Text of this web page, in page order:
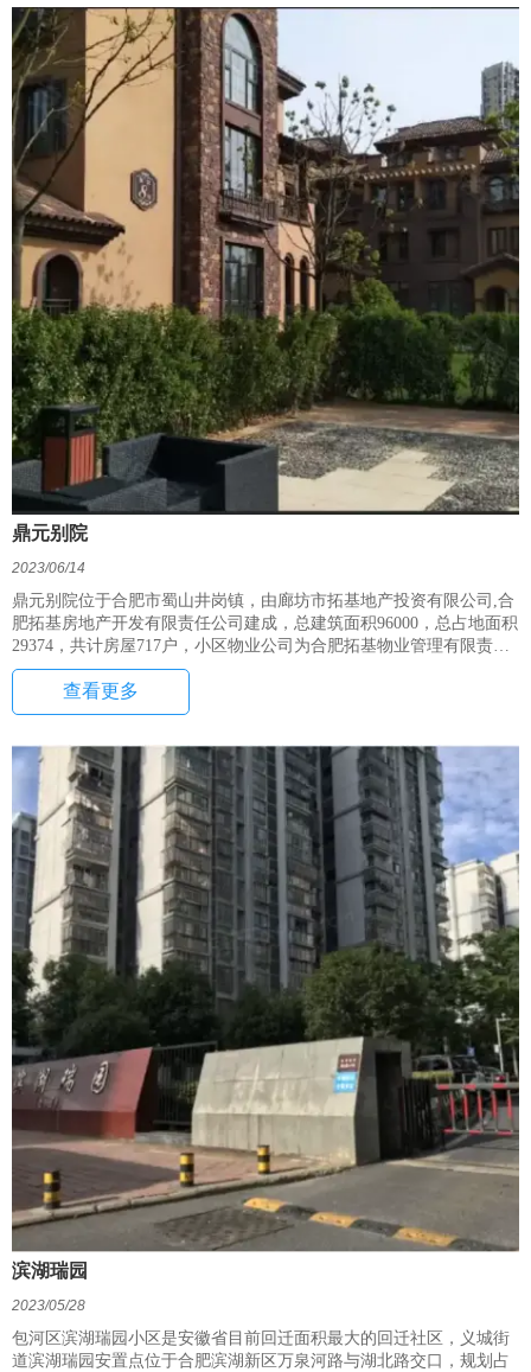
建设成为一个交通便捷、环境优美、设施齐备、生活诗意的高档住宅
社区。“馥邦天下”建成后,将带动周边区域形成新的城市中心,为合肥市
民诠释高品质的生活方式，为业主构筑拓展梦想的辽阔舞台。
鼎元别院
2023/06/14
鼎元别院位于合肥市蜀山井岗镇，由廊坊市拓基地产投资有限公司,合
肥拓基房地产开发有限责任公司建成，总建筑面积96000，总占地面积
29374，共计房屋717户，小区物业公司为合肥拓基物业管理有限责任
公司。
查看更多
滨湖瑞园
2023/05/28
包河区滨湖瑞园小区是安徽省目前回迁面积最大的回迁社区，义城街
道滨湖瑞园安置点位于合肥滨湖新区万泉河路与湖北路交口，规划占